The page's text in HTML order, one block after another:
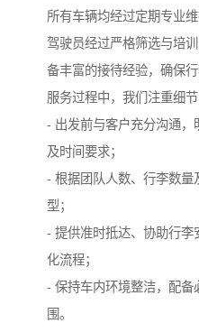
所有车辆均经过定期专业
驾驶员经过严格筛选与培
备丰富的接待经验，确保行
服务过程中，我们注重细节
- 出发前与客户充分沟通，
及时间要求；
- 根据团队人数、行李数量
型；
- 提供准时抵达、协助行
化流程；
- 保持车内环境整洁，配
围。